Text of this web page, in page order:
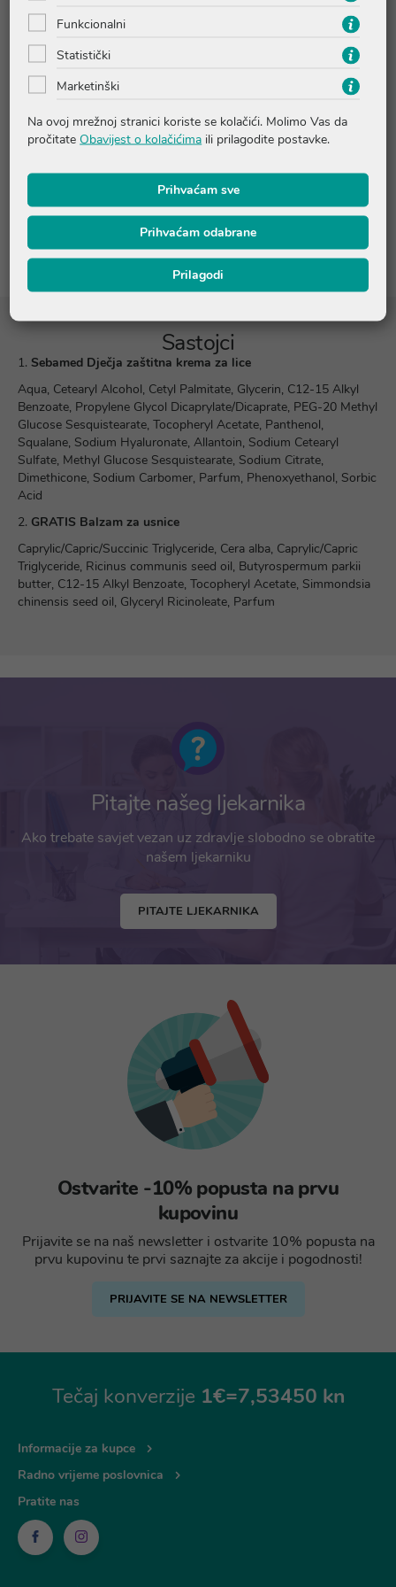
područje oko usana kako biste ga zaštitili od iritacija i
suhoće nastale zbog korištenja dude i slinjenja. Ne sadrži
parabene, konzervanse i boje. Dermatološki testirano.
Upute o proizvodu
Pitanja i odgovori
Sastojci
1. Sebamed Dječja zaštitna krema za lice
Aqua, Cetearyl Alcohol, Cetyl Palmitate, Glycerin, C12-15 Alkyl
Benzoate, Propylene Glycol Dicaprylate/Dicaprate, PEG-20 Methyl
Glucose Sesquistearate, Tocopheryl Acetate, Panthenol,
Squalane, Sodium Hyaluronate, Allantoin, Sodium Cetearyl
Sulfate, Methyl Glucose Sesquistearate, Sodium Citrate,
Dimethicone, Sodium Carbomer, Parfum, Phenoxyethanol, Sorbic
Acid
2. GRATIS Balzam za usnice
Caprylic/Capric/Succinic Triglyceride, Cera alba, Caprylic/Capric
Triglyceride, Ricinus communis seed oil, Butyrospermum parkii
butter, C12-15 Alkyl Benzoate, Tocopheryl Acetate, Simmondsia
chinensis seed oil, Glyceryl Ricinoleate, Parfum
Pitajte našeg ljekarnika
Ako trebate savjet vezan uz zdravlje slobodno se obratite
našem ljekarniku
PITAJTE LJEKARNIKA
Ostvarite -10% popusta na prvu
kupovinu
Prijavite se na naš newsletter i ostvarite 10% popusta na
prvu kupovinu te prvi saznajte za akcije i pogodnosti!
PRIJAVITE SE NA NEWSLETTER
Tečaj konverzije 1€=7,53450 kn
Informacije za kupce
Radno vrijeme poslovnica
Pratite nas
Funkcionalni
Statistički
Marketinški
Na ovoj mrežnoj stranici koriste se kolačići. Molimo Vas da
pročitate Obavijest o kolačićima ili prilagodite postavke.
Prihvaćam sve
Prihvaćam odabrane
Prilagodi